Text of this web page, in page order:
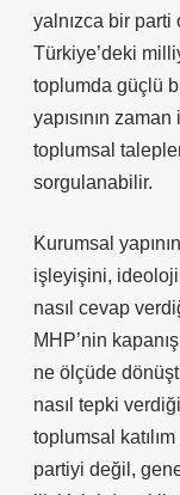
yalnızca bir parti
Türkiye’deki
toplumda güçlü
yapısının
toplumsal
sorgulanabilir.
Kurumsal
işleyişini,
nasıl cevap
MHP’nin
ne ölçüde
nasıl tepki
toplumsal
partiyi değil,